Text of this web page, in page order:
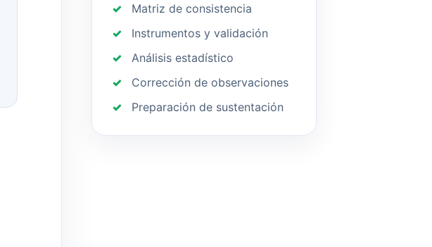
Matriz de consistencia
Instrumentos y validación
Análisis estadístico
Corrección de observaciones
Preparación de sustentación